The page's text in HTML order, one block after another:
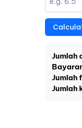
Jumlah
Jumlah
Jumlah